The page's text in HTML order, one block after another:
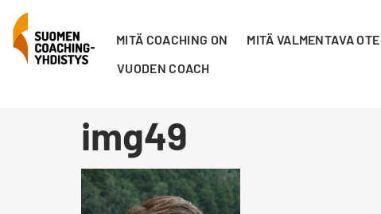
MITÄ COACHING ON MITÄ VALMENTAVA
VUODEN COACH
img49